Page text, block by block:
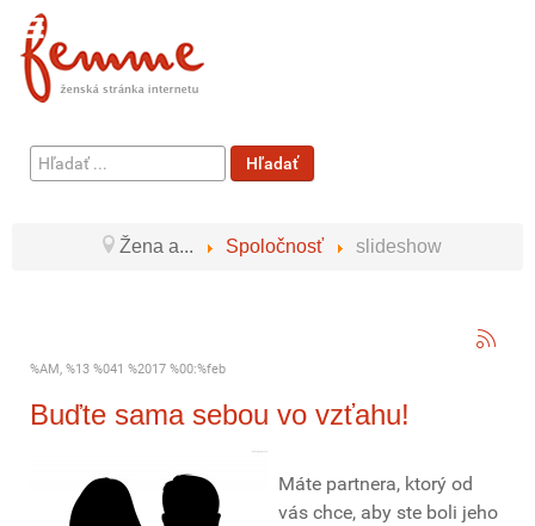
Hľadať
...
Hľadať
Žena a... Spoločnosť slideshow
%AM, %13 %041 %2017 %00:%feb
Buďte sama sebou vo vzťahu!
Máte partnera, ktorý od
vás chce, aby ste boli jeho